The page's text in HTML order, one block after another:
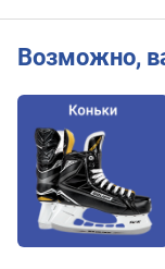
Возможно,